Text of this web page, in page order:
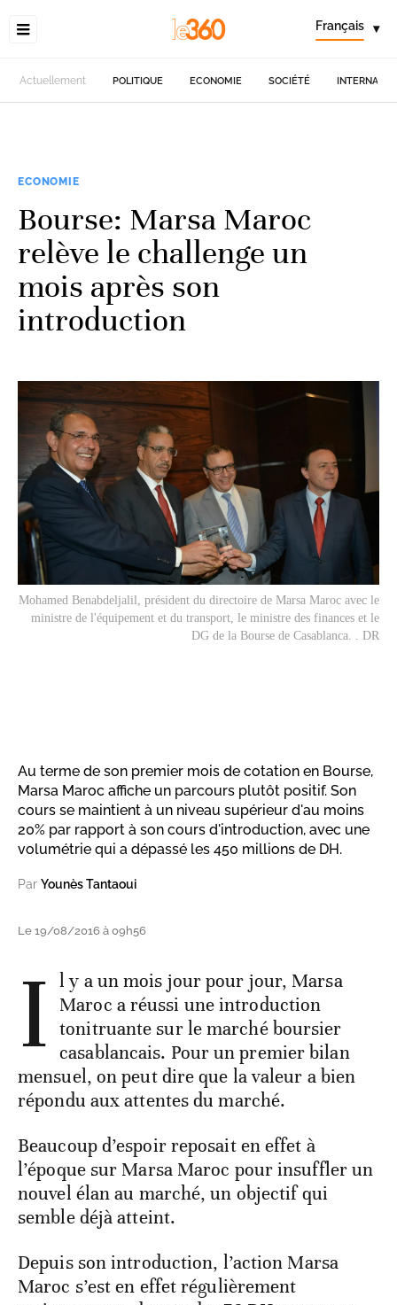
Français ▾
Actuellement POLITIQUE ECONOMIE SOCIÉTÉ
ECONOMIE
Bourse: Marsa Maroc
relève le challenge un
mois après son
introduction
Mohamed Benabdeljalil, président du directoire de Marsa Maroc avec le
ministre de l'équipement et du transport, le ministre des finances et le
DG de la Bourse de Casablanca. . DR
Au terme de son premier mois de cotation en Bourse,
Marsa Maroc affiche un parcours plutôt positif. Son
cours se maintient à un niveau supérieur d'au moins
20% par rapport à son cours d'introduction, avec une
volumétrie qui a dépassé les 450 millions de DH.
Par Younès Tantaoui
Le 19/08/2016 à 09h56
I l y a un mois jour pour jour, Marsa
Maroc a réussi une introduction
tonitruante sur le marché boursier
casablancais. Pour un premier bilan
mensuel, on peut dire que la valeur a bien
répondu aux attentes du marché.
Beaucoup d’espoir reposait en effet à
l’époque sur Marsa Maroc pour insuffler un
nouvel élan au marché, un objectif qui
semble déjà atteint.
Depuis son introduction, l’action Marsa
Maroc s’est en effet régulièrement